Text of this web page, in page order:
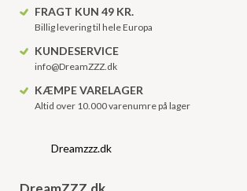
FRAGT KUN 49 KR.
Billig levering til hele Europa
KUNDESERVICE
info@DreamZZZ.dk
KÆMPE VARELAGER
Altid over 10.000 varenumre på lager
Dreamzzz.dk